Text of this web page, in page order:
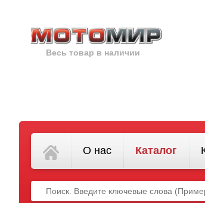
Весь товар в наличии
О нас Каталог